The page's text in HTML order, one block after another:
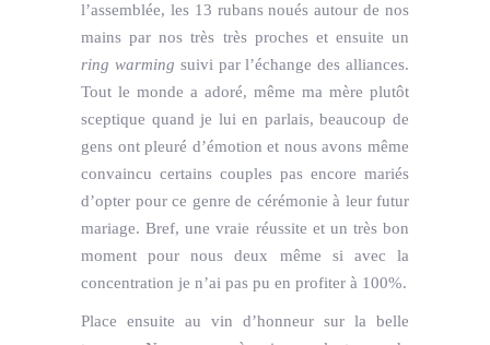
l’assemblée, les 13 rubans noués autour de nos
mains par nos très très proches et ensuite un
ring warming suivi par l’échange des alliances.
Tout le monde a adoré, même ma mère plutôt
sceptique quand je lui en parlais, beaucoup de
gens ont pleuré d’émotion et nous avons même
convaincu certains couples pas encore mariés
d’opter pour ce genre de cérémonie à leur futur
mariage. Bref, une vraie réussite et un très bon
moment pour nous deux même si avec la
concentration je n’ai pas pu en profiter à 100%.
Place ensuite au vin d’honneur sur la belle